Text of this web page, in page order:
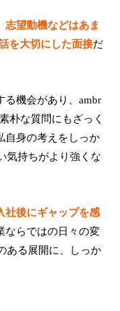
志望動機などはあま
を大切にした面接だ
る機会があり、ambr
朴な質問にもざっく
自身の考えをしっか
気持ちがより強くな
社後にギャップを感
ならではの日々の変
ある展開に、しっか